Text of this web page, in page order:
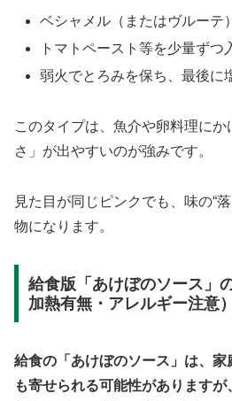
ベシャメル（またはヴルーテ
トマトペースト等を少量ずつ
弱火でとろみを保ち、最後に
このタイプは、魚介や卵料理に
さ」が出やすいのが強みです。
見た目が同じピンクでも、味の“
物になります。
給食版「あけぼのソース」
加熱有無・アレルギー注意）
給食の「あけぼのソース」は、
も寄せられる可能性があります